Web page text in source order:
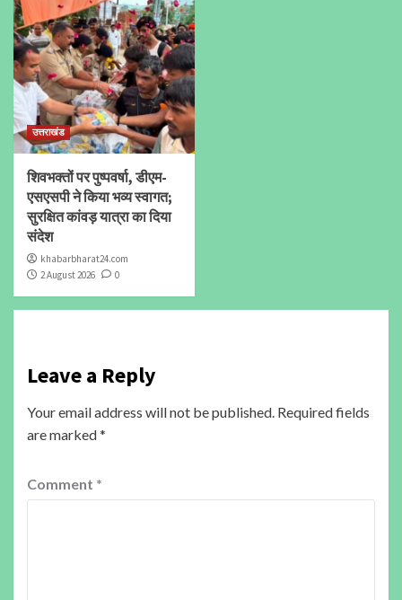
उत्तराखंड
शिवभक्तों पर पुष्पवर्षा, डीएम-
एसएसपी ने किया भव्य स्वागत;
सुरक्षित कांवड़ यात्रा का दिया
संदेश
khabarbharat24.com
2 August 2026
0
Leave a Reply
Your email address will not be published. Required fields
are marked*
Comment *